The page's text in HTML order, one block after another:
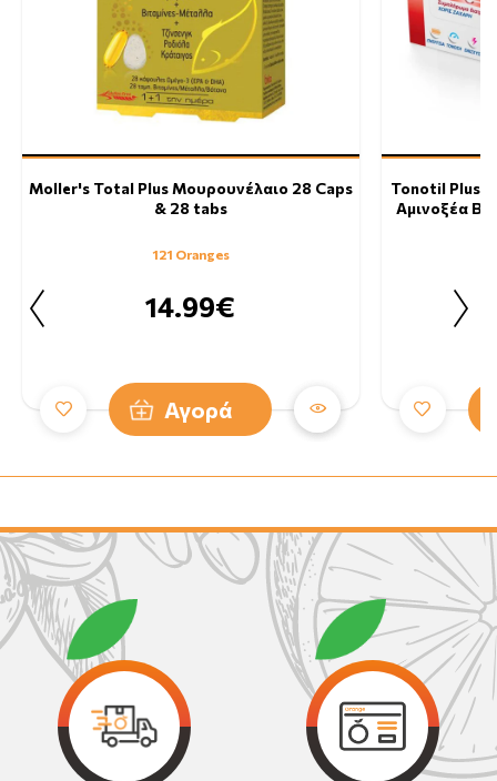
Moller's Total Plus Μουρουνέλαιο 28 Caps
& 28 tabs
121 Oranges
14.99€
Αγορά
Tonotil Plus
Αμινοξέα